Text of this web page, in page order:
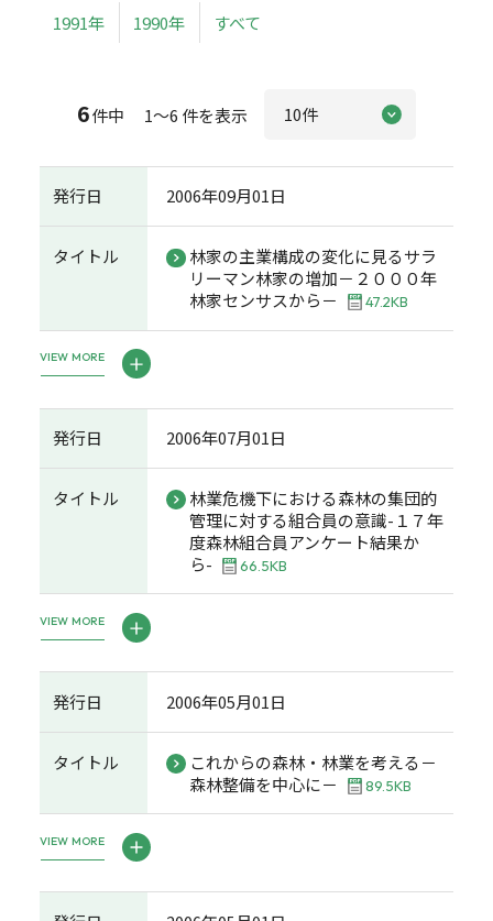
1991年 1990年 すべて
6件中 1～6 件を表示
発行日 2006年09月01日
タイトル
林家の主業構成の変化に見るサラ
リーマン林家の増加－２０００年
林家センサスから－
47.2KB
VIEW MORE
発行日 2006年07月01日
タイトル
林業危機下における森林の集団的
管理に対する組合員の意識-１７年
度森林組合員アンケート結果か
ら-
66.5KB
VIEW MORE
発行日 2006年05月01日
タイトル
これからの森林・林業を考える－
森林整備を中心に－
89.5KB
VIEW MORE